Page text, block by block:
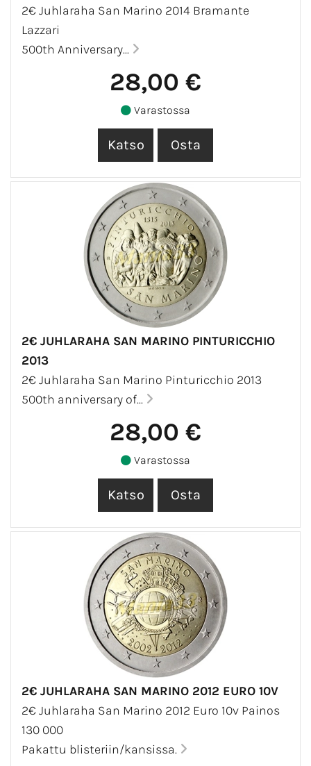
2€ Juhlaraha San Marino 2014 Bramante
Lazzari
500th Anniversary...
28,00 €
Varastossa
2€ JUHLARAHA SAN MARINO PINTURICCHIO
2013
2€ Juhlaraha San Marino Pinturicchio 2013
500th anniversary of...
28,00 €
Varastossa
2€ JUHLARAHA SAN MARINO 2012 EURO 10V
2€ Juhlaraha San Marino 2012 Euro 10v Painos
130 000
Pakattu blisteriin/kansissa.